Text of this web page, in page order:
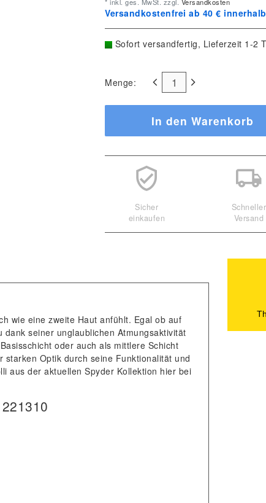
Versandkostenfrei ab 40 €
Sofort versandfertig, Lieferzeit 1-2
Menge:
In den Warenkorb
Sicher
einkaufen
Schneller
Versand
wie eine zweite Haut anfühlt. Egal ob auf
seiner unglaublichen Atmungsaktivität
oder auch als mittlere Schicht
Optik durch seine Funktionalität und
aus der aktuellen Spyder Kollektion hier bei